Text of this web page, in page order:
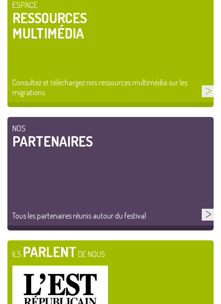
ESPACE
RESSOURCES
MULTIMÉDIA
Consultez et téléchargez nos ressources multimédia sur les
migrations
NOS
PARTENAIRES
Tous les partenaires réunis autour du festival
ILS PARLENT DE NOUS